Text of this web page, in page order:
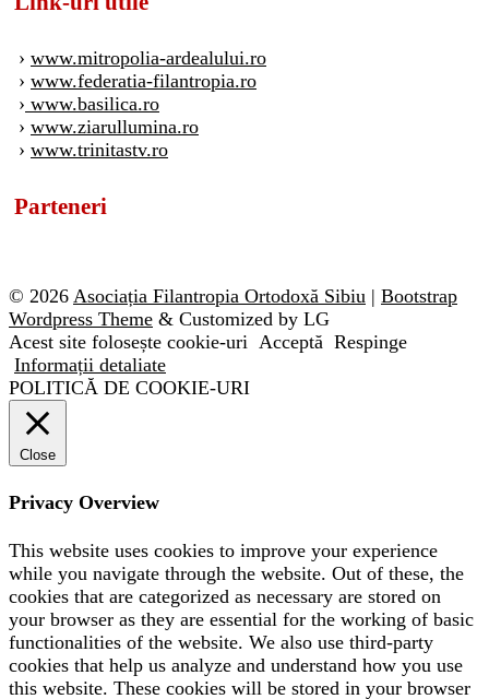
› www.mitropolia-ardealului.ro
› www.federatia-filantropia.ro
› www.basilica.ro
› www.ziarullumina.ro
› www.trinitastv.ro
Parteneri
© 2026 Asociația Filantropia Ortodoxă Sibiu | Bootstrap
Wordpress Theme & Customized by LG
Acest site folosește cookie-uri Acceptă Respinge
Informații detaliate
POLITICĂ DE COOKIE-URI
Close
Privacy Overview
This website uses cookies to improve your experience
while you navigate through the website. Out of these, the
cookies that are categorized as necessary are stored on
your browser as they are essential for the working of basic
functionalities of the website. We also use third-party
cookies that help us analyze and understand how you use
this website. These cookies will be stored in your browser